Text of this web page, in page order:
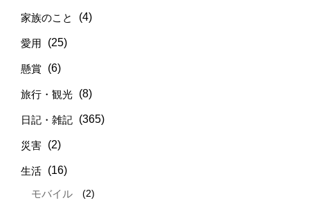
家族のこと (4)
愛用 (25)
懸賞 (6)
旅行・観光 (8)
日記・雑記 (365)
災害 (2)
生活 (16)
モバイル (2)